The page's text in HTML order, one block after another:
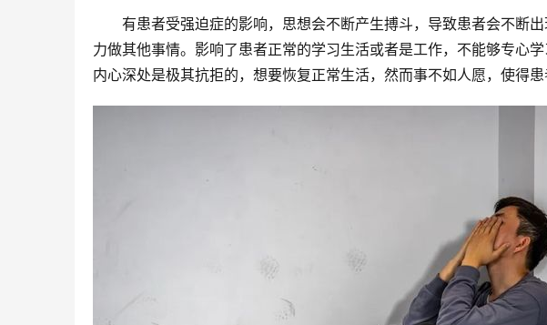
有患者受强迫症的影响，思想会不断产生搏斗，导致患者会不断
力做其他事情。影响了患者正常的学习生活或者是工作，不能够专心
内心深处是极其抗拒的，想要恢复正常生活，然而事不如人愿，使得患